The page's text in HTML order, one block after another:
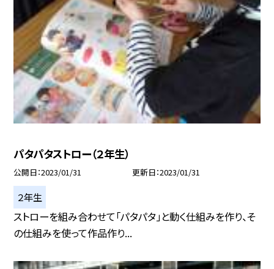
パタパタストロー（２年生）
公開日 2023/01/31 更新日 2023/01/31
２年生
ストローを組み合わせて「パタパタ」と動く仕組みを作り、そ
の仕組みを使って作品作り...